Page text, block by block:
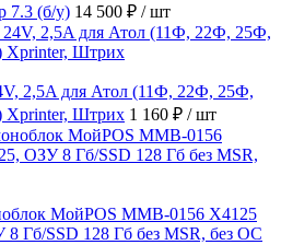
7.3 (б/у) 14 500 ₽ / шт
2,5A для Атол (11Ф, 22Ф, 25Ф,
Xprinter, Штрих 1 160 ₽ / шт
МойPOS MMB-0156 X4125
8 Гб/SSD 128 Гб без MSR, без ОС